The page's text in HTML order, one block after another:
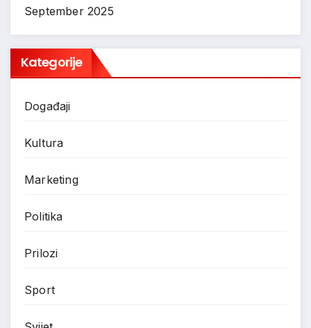
September 2025
Kategorije
Događaji
Kultura
Marketing
Politika
Prilozi
Sport